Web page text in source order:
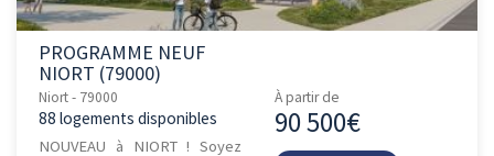
PROGRAMME NEUF
NIORT (79000)
Niort - 79000
88 logements disponibles
NOUVEAU à NIORT ! Soyez
À partir de
90 500€